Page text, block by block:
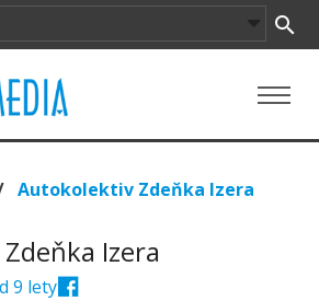
Autokolektiv Zdeňka Izera
Izera
9 lety